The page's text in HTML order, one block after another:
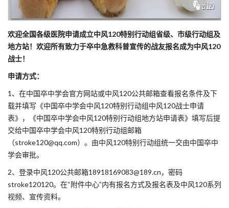
欢迎全国各级医院申请成立中风120特别行动组省级、市级行动组及
地方站！欢迎所有致力于卒中急救科普宣传的战友报名成为中风120
战士！
申请方式：
1、在中国卒中学会官方网站或中风120公共邮箱查看报名条件及下
载并填写《中国卒中学会中风120特别行动组中风120战士申请
表》，《中国卒中学会中风120特别行动组地方站申请表》填写后提
交给中国卒中学会中风120特别行动组邮箱
（stroke120@qq.com）。由中风120特别行动组统一交由中国卒中
学会审批。
2、登录中风120公共邮箱18918169083@189.cn，密码
stroke120120。在“附件中心”内有报名方式及报名表及中风120系列
视频、宣传资料。